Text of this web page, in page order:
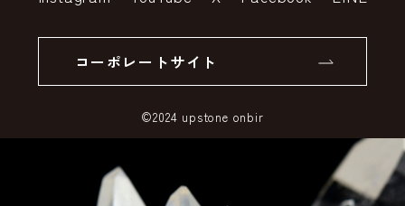
SSLサーバー証明書とは
コーポレートサイト
©2024 upstone onbir